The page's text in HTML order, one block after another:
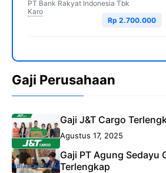
PT Bank Rakyat Indonesia Tbk
Karo
Rp 2.700.000
Gaji Perusahaan
Gaji J&T Cargo
Agustus 17, 2025
Gaji PT Agung Sedayu
Terlengkap